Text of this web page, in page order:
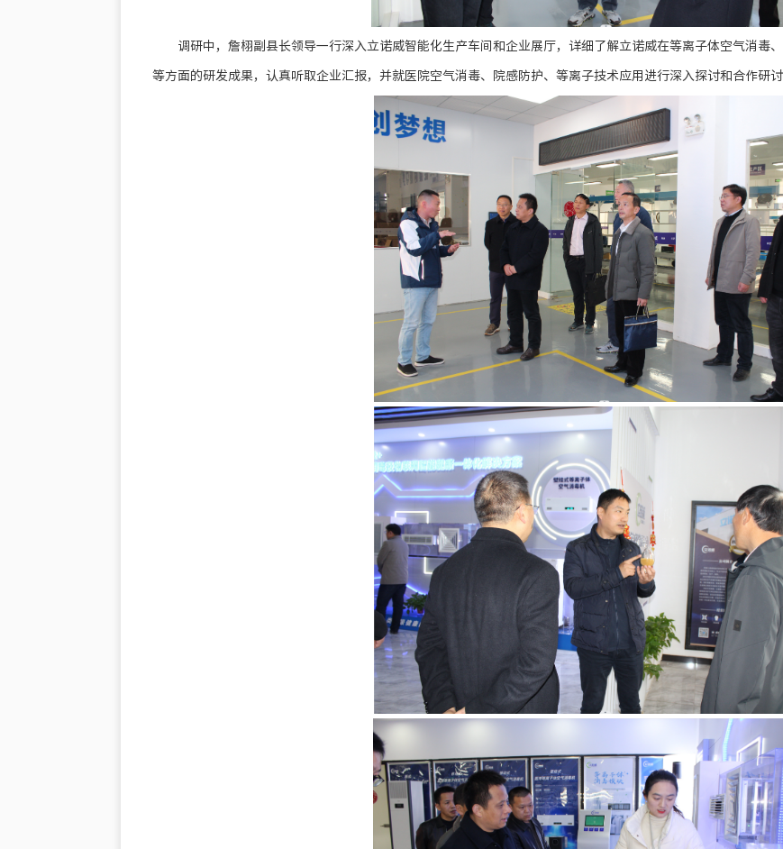
调研中，詹栩副县长领导一行深入立诺威智能化生产车间和企业展厅，详细了解立诺威在等离子体空气消毒
等方面的研发成果，认真听取企业汇报，并就医院空气消毒、院感防护、等离子技术应用 进行深入探讨和合作研讨